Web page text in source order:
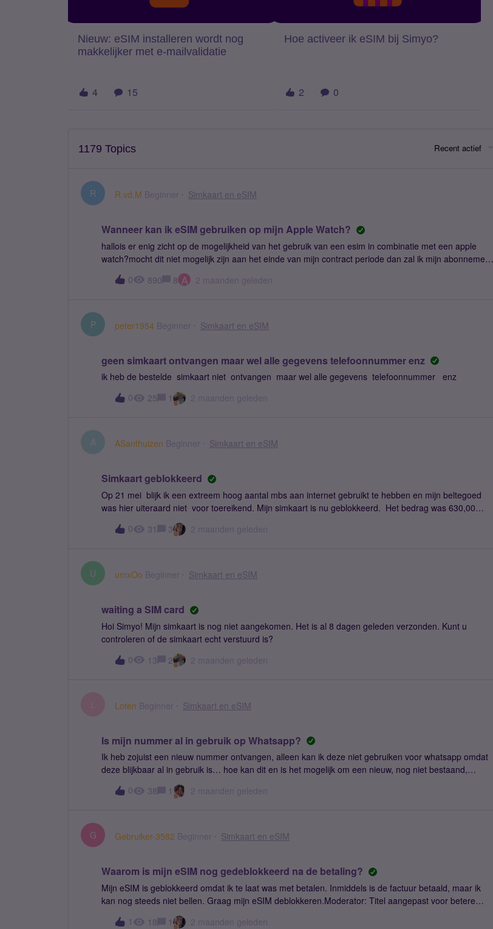
Nieuw: eSIM installeren wordt nog
makkelijker met e-mailvalidatie
4 15
Hoe activeer ik eSIM bij Simyo?
2 0
1179 Topics Recent actief
R R.vd.M Beginner Simkaart en eSIM
Wanneer kan ik eSIM gebruiken op mijn Apple Watch?
hallois er enig zicht op de mogelijkheid van het gebruik van een esim in combinatie met een apple
watch?mocht dit niet mogelijk zijn aan het einde van mijn contract periode dan zal ik mijn abonnement
gaan opzeggen.Richard
0 890 8 A 2 maanden geleden
P peter1954 Beginner Simkaart en eSIM
geen simkaart ontvangen maar wel alle gegevens telefoonnummer enz
ik heb de bestelde simkaart niet ontvangen maar wel alle gegevens telefoonnummer enz
0
25 1 2 maanden geleden
A ASanthuizen Beginner Simkaart en eSIM
Simkaart geblokkeerd
Op 21 mei blijk ik een extreem hoog aantal mbs aan internet gebruikt te hebben en mijn beltegoed
was hier uiteraard niet voor toereikend. Mijn simkaart is nu geblokkeerd. Het bedrag was 630,00
Euro.inmiddels heb ik mijn beltegoed verhoogd met 640,00 Euro zodat het gebruikte beltegoed is
aangevuld. Intussen heb ik ook een sim only abonnement aangevraagd. Graag wil ik weten of mijn
0 31 3 2 maanden geleden
U umxOo Beginner Simkaart en eSIM
waiting a SIM card
Hoi Simyo! Mijn simkaart is nog niet aangekomen. Het is al 8 dagen geleden verzonden. Kunt u
controleren of de simkaart echt verstuurd is?
0
13 2 2 maanden geleden
Loten Beginner Simkaart en eSIM
Is mijn nummer al in gebruik op Whatsapp?
Ik heb zojuist een nieuw nummer ontvangen, alleen kan ik deze niet gebruiken voor whatsapp omdat
deze blijkbaar al in gebruik is… hoe kan dit en is het mogelijk om een nieuw, nog niet bestaand,
nummer te regelen?Moderator: Titel aangepast voor betere vindbaarheid.
0 38 1 2 maanden geleden
G Gebruiker-3582 Beginner Simkaart en eSIM
Waarom is mijn eSIM nog gedeblokkeerd na de betaling?
Mijn eSIM is geblokkeerd omdat ik te laat was met betalen. Inmiddels is de factuur betaald, maar ik
kan nog steeds niet bellen. Graag mijn eSIM deblokkeren.Moderator: Titel aangepast voor betere
1 18 1 2 maanden geleden